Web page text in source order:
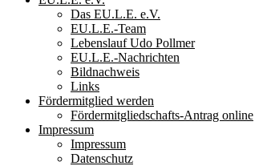
Das EU.L.E. e.V.
EU.L.E.-Team
Lebenslauf Udo Pollmer
EU.L.E.-Nachrichten
Bildnachweis
Links
Fördermitglied werden
Fördermitgliedschafts-Antrag online
Impressum
Impressum
Datenschutz